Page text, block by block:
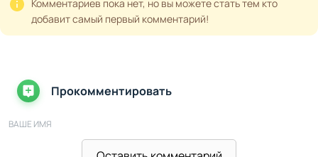
момент смыслом и ответственностью. Вас ждут свыше
23 сезонов эмоций, стратегий и преодолений, которые
Комментариев пока нет, но вы можете стать тем кто
добавит самый первый комментарий!
Прокомментировать
ВАШЕ ИМЯ